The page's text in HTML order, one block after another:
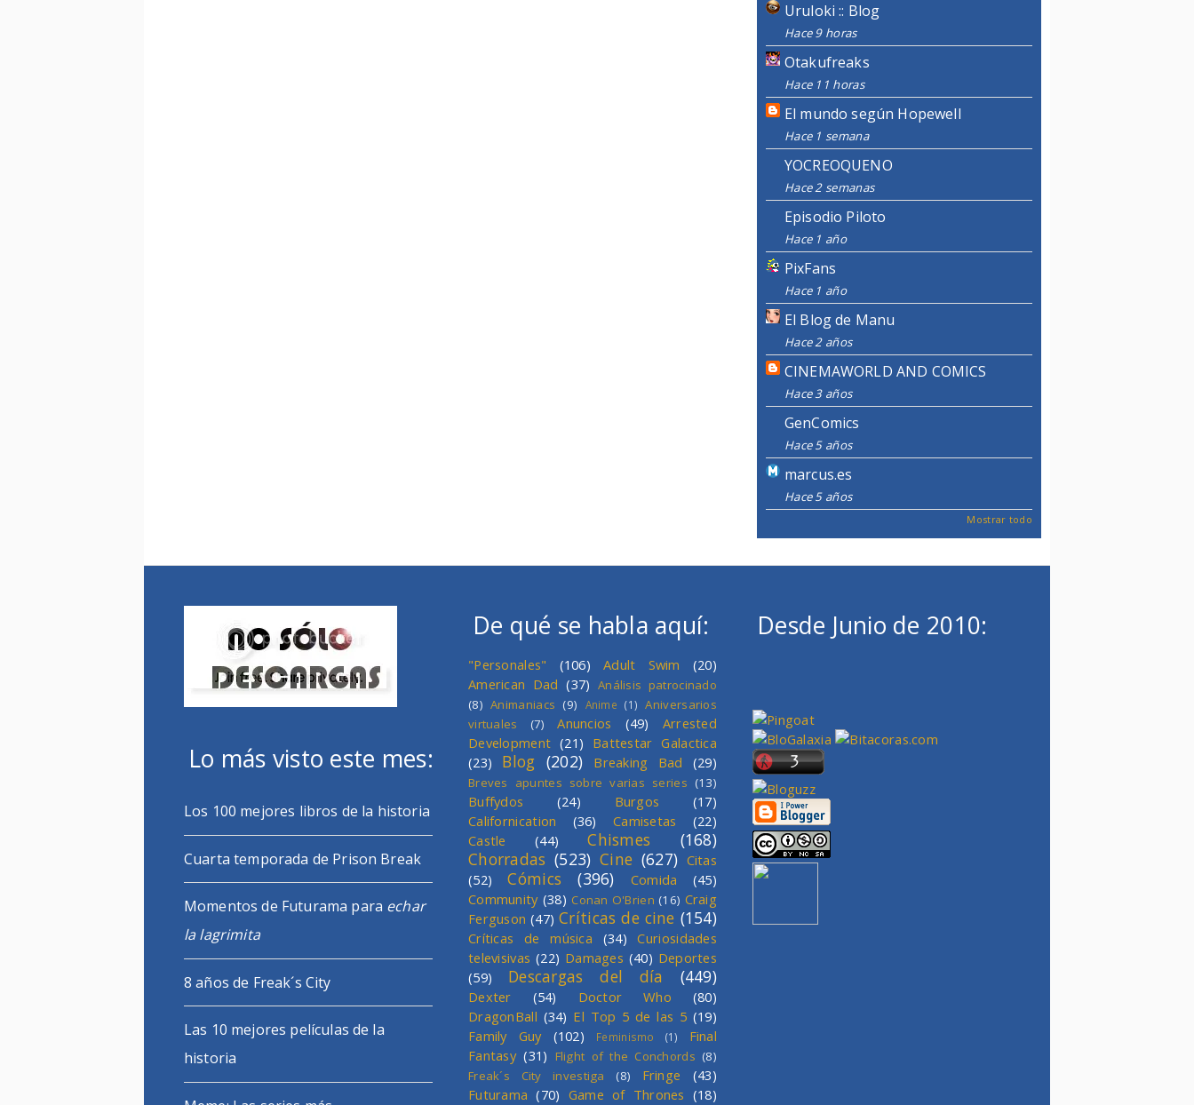
Uruloki :: Blog
Hace 9 horas
Otakufreaks
Hace 11 horas
El mundo según Hopewell
Hace 1 semana
YOCREOQUENO
Hace 2 semanas
Episodio Piloto
Hace 1 año
PixFans
Hace 1 año
El Blog de Manu
Hace 2 años
CINEMAWORLD AND COMICS
Hace 3 años
GenComics
Hace 5 años
marcus.es
Hace 5 años
Mostrar todo
Lo más visto este mes:
Los 100 mejores libros de la historia
Cuarta temporada de Prison Break
Momentos de Futurama para echar
la lagrimita
8 años de Freak´s City
Las 10 mejores películas de la
historia
De qué se habla aquí:
"Personales" (106) Adult Swim
(20)
American Dad (37) Análisis patrocinado
(8) Animaniacs (9) Anime (1) Aniversarios
virtuales
(7) Anuncios (49)
Arrested
Development (21) Battestar Galactica
(23)
Blog (202) Breaking Bad (29)
Breves apuntes sobre varias series (13)
Buffydos (24) Burgos
(17)
Californication
(36) Camisetas
(22)
Castle
(44) Chismes
(168)
Chorradas (523) Cine (627) Citas
(52)
Cómics (396) Comida
(45)
Community (38) Conan O'Brien (16) Craig
Ferguson (47) Críticas de cine (154)
Críticas de música (34)
Curiosidades
televisivas (22) Damages (40) Deportes
(59)
Descargas del día (449)
Dexter (54) Doctor Who
(80)
DragonBall (34) El Top 5 de las 5 (19)
Family Guy
(102) Feminismo (1)
Final
Fantasy (31) Flight of the Conchords (8)
Freak´s City investiga
(8) Fringe
(43)
Futurama (70) Game of Thrones (18)
Desde Junio de 2010: